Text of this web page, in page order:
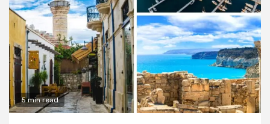
5 min read